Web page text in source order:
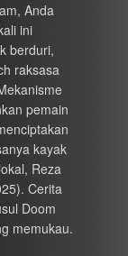
Anda
ini
berduri,
raksasa
pemain
kayak
Reza
Cerita
Doom
memukau.